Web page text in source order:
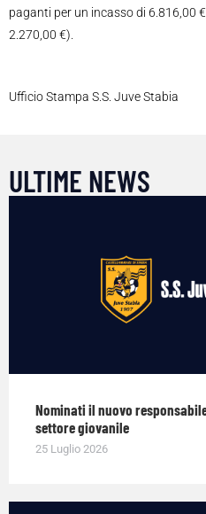
paganti per un incasso di 6.816,00
2.270,00 €).
Ufficio Stampa S.S. Juve Stabia
ULTIME NEWS
Nominati il nuovo
settore giovanile
25 Luglio 2026